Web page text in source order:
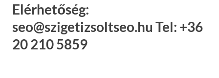
Elérhetőség:
seo@szigetizsoltseo.hu Tel: +36
20 210 5859